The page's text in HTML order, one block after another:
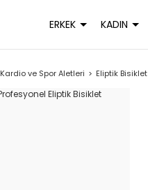
ERKEK KADIN
Kardio ve Spor Aletleri Eliptik Bisiklet